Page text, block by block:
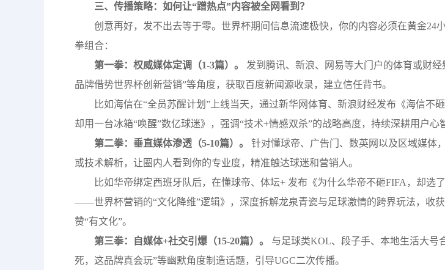
三、传播策略：如何让“蹭热点”内容被全网看到？
创意再好，发不出去等于零。世界杯期间信息流速极快，你的内容必须在黄金24
拳组合：
第一拳：权威媒体定调（1-3篇）。 发到腾讯、新浪、网易等大门户的体育或财经
品牌借势世界杯创新营销”等角度，获取百度新闻源收录，建立信任背书。
比如海信在“全员苏醒计划”上线当天，通过新华网体育、新浪财经发布《海信不砸
却用一台冰箱“唤醒”数亿球迷》，强调“技术+情感双杀”的战略高度，持续深耕用户心
第二拳：垂直媒体渗透（5-10篇）。
针对懂球帝、广告门、数英网以及区域媒体
或技术解析，让圈内人看到你的专业度，精准触达球迷和营销人。
比如华帝绑定西班牙队后，在懂球帝、体坛+ 发布《为什么华帝不砸FIFA，却选了
——世界杯营销的“文化降维”逻辑》，深度拆解龙泉青瓷与足球激情的跨界玩法，收
赞“有文化”。
第三拳：自媒体+社交引爆（15-20篇）。
与足球类KOL、段子手、本地生活大号
死，这品牌真会玩”等幽默角度制造话题，引导UGC二次传播。